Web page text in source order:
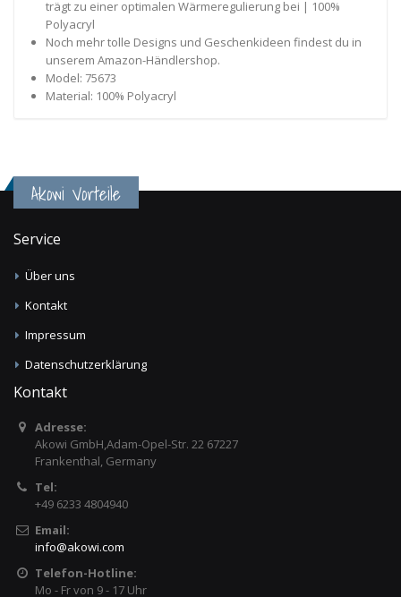
trägt zu einer optimalen Wärmeregulierung bei | 100%
Polyacryl
Noch mehr tolle Designs und Geschenkideen findest du in
unserem Amazon-Händlershop.
Model: 75673
Material: 100% Polyacryl
Akowi Vorteile
Service
Über uns
Kontakt
Impressum
Datenschutzerklärung
Kontakt
Adresse:
Akowi GmbH,Adam-Opel-Str. 22 67227
Frankenthal, Germany
Tel:
+49 6233 4804940
Email:
info@akowi.com
Telefon-Hotline:
Mo - Fr von 9 - 17 Uhr